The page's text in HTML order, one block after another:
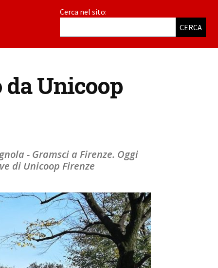
Cerca nel sito:
CERCA
Unicoop
- Gramsci a Firenze. Oggi
di Unicoop Firenze